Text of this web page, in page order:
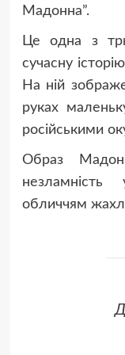
Мадонна”.
Це одна з
сучасну
На ній
руках
російськими
Образ
незламність
обличчям